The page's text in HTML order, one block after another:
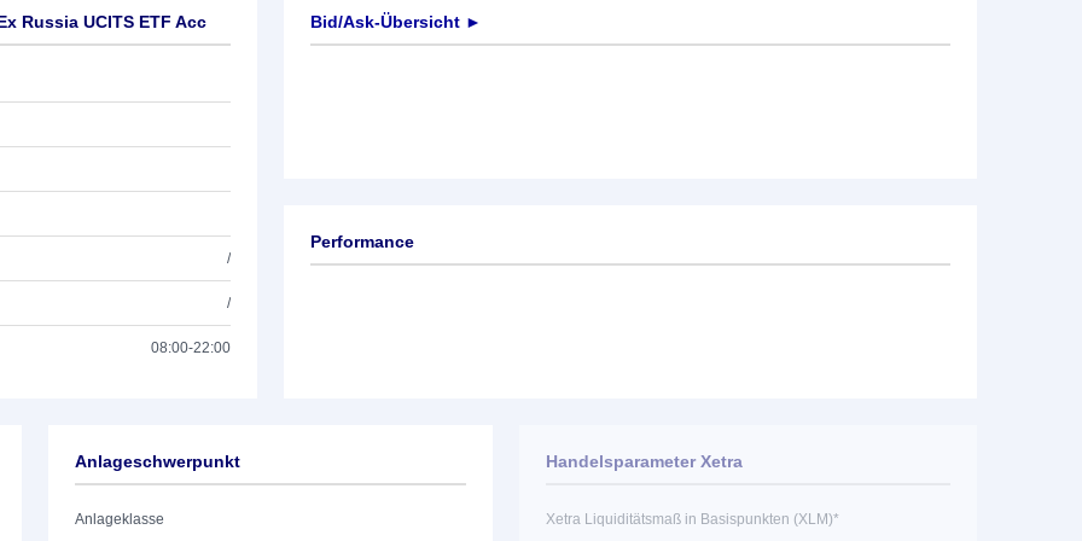
Russia UCITS ETF Acc
/
/
08:00-22:00
Bid/Ask-Übersicht ►
Performance
Anlageschwerpunkt
Anlageklasse
Handelsparameter Xetra
Xetra Liquiditätsmaß in Basispunkten (XLM)*